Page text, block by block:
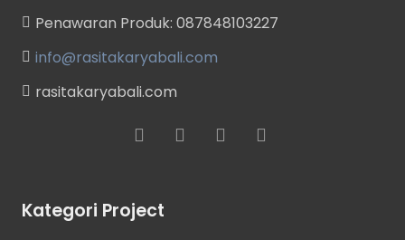
Penawaran Produk: 087848103227
info@rasitakaryabali.com
rasitakaryabali.com
Kategori Project